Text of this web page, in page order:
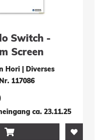
Switch -
Screen
Filter
Hori | Diverses
117086
ca. 23.11.25
